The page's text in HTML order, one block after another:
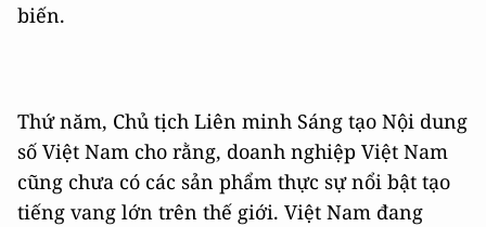
biến.
Thứ năm, Chủ tịch Liên minh Sáng tạo Nội dung
số Việt Nam cho rằng, doanh nghiệp Việt Nam
cũng chưa có các sản phẩm thực sự nổi bật tạo
tiếng vang lớn trên thế giới. Việt Nam đang